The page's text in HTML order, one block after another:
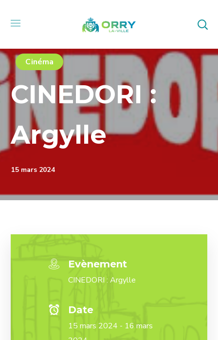
Cinéma
CINEDORI :
Argylle
15 mars 2024
Evènement
CINEDORI : Argylle
Date
15 mars 2024 - 16 mars